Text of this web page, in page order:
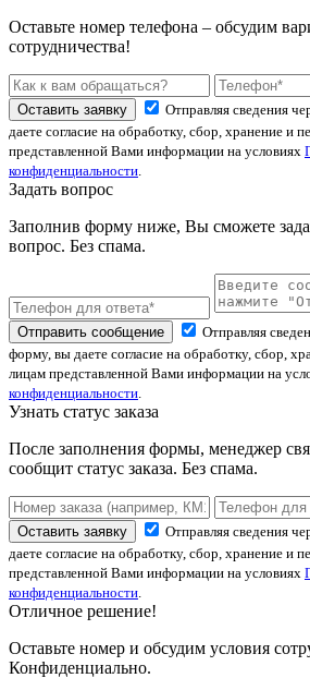
Оставьте номер телефона – обсудим
сотрудничества!
Оставить заявку
Отправляя сведения
даете согласие на обработку, сбор, хранение и
представленной Вами информации на условиях
конфиденциальности
Задать вопрос
Заполнив форму ниже, Вы сможете
вопрос. Без спама.
Отправить сообщение
Отправляя
форму, вы даете согласие на обработку, сбор,
лицам представленной Вами информации на
конфиденциальности
Узнать статус заказа
После заполнения формы, менеджер
сообщит статус заказа. Без спама.
Оставить заявку
Отправляя сведения
даете согласие на обработку, сбор, хранение и
представленной Вами информации на условиях
конфиденциальности
Отличное решение!
Оставьте номер и обсудим условия
Конфиденциально.